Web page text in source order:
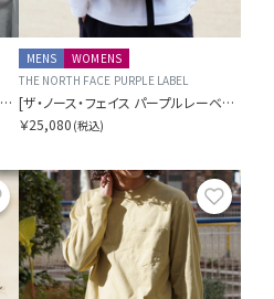
[ザ・ノース・フェイス パープルレーベル]フィールドパッチワーククルースウェット
MENS
WOMENS
THE NORTH FACE PURPLE LABEL
[ザ・ノース・フェイス パープルレーベル]フィールドデイパック
￥25,080 (税込)
お気に入り お気